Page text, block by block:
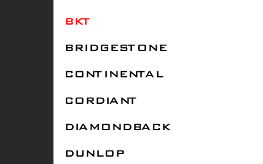
BKT
BRIDGESTONE
CONTINENTAL
CORDIANT
DIAMONDBACK
DUNLOP